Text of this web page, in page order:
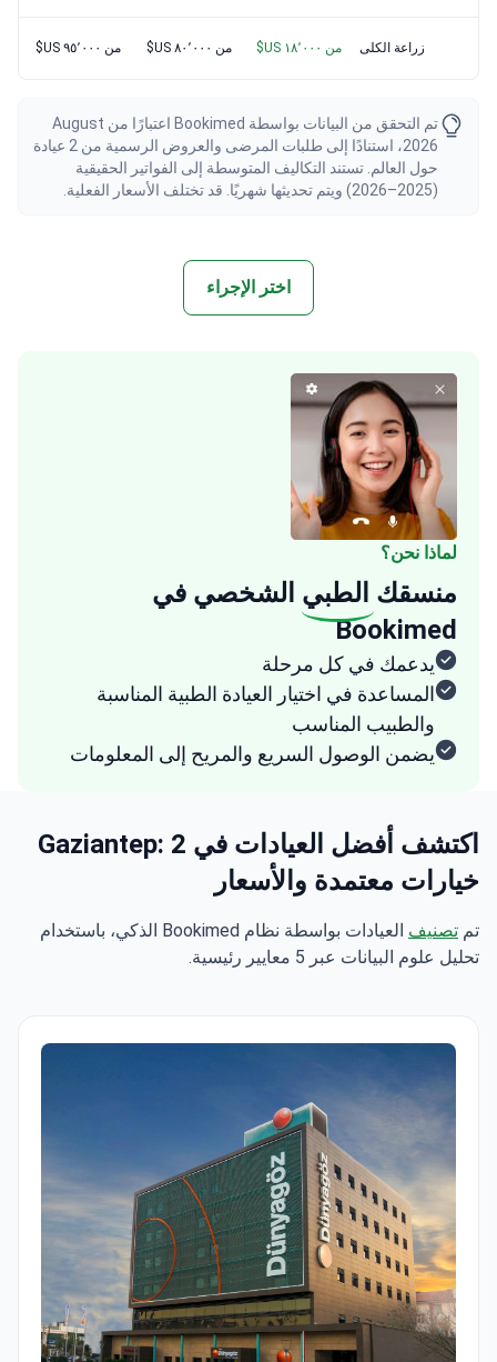
زراعة الكلى من ١٨٬٠٠٠ US$ من ٨٠٬٠٠٠ US$ من ٩٥٬٠٠٠ US$
تم التحقق من البيانات بواسطة Bookimed اعتبارًا من August
2026، استنادًا إلى طلبات المرضى والعروض الرسمية من 2 عيادة
حول العالم. تستند التكاليف المتوسطة إلى الفواتير الحقيقية
(2025–2026) ويتم تحديثها شهريًا. قد تختلف الأسعار الفعلية.
اختر الإجراء
لماذا نحن؟
منسقك الطبي الشخصي في
Bookimed
يدعمك في كل مرحلة
المساعدة في اختيار العيادة الطبية المناسبة
والطبيب المناسب
يضمن الوصول السريع والمريح إلى المعلومات
اكتشف أفضل العيادات في Gaziantep: 2
خيارات معتمدة والأسعار
تم تصنيف
العيادات بواسطة نظام Bookimed الذكي، باستخدام
تحليل علوم البيانات عبر 5 معايير رئيسية.